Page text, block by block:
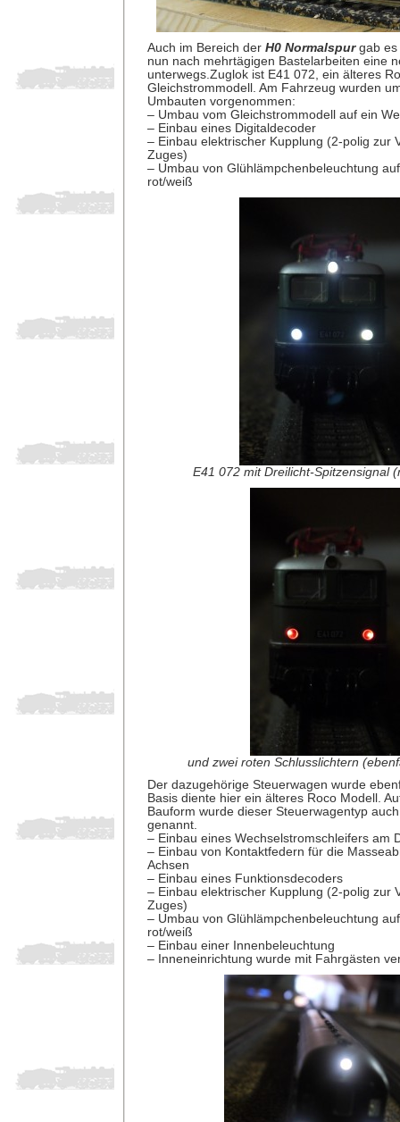
Auch im Bereich der H0 Normalspurgab es
nun nach mehrtägigen Bastelarbeiten eine
unterwegs.Zuglok ist E41 072, ein älteres
Gleichstrommodell. Am Fahrzeug wurden
Umbauten vorgenommen:
– Umbau vom Gleichstrommodell auf ein
– Einbau eines Digitaldecoder
– Einbau elektrischer Kupplung (2-polig zur
Zuges)
– Umbau von Glühlämpchenbeleuchtung
rot/weiß
E41 072 mit Dreilicht-Spitzensignal
und zwei roten Schlusslichtern
Der dazugehörige Steuerwagen wurde
Basis diente hier ein älteres Roco Modell.
Bauform wurde dieser Steuerwagentyp
genannt.
– Einbau eines Wechselstromschleifers am
– Einbau von Kontaktfedern für die
Achsen
– Einbau eines Funktionsdecoders
– Einbau elektrischer Kupplung (2-polig zur
Zuges)
– Umbau von Glühlämpchenbeleuchtung
rot/weiß
– Einbau einer Innenbeleuchtung
– Inneneinrichtung wurde mit Fahrgästen